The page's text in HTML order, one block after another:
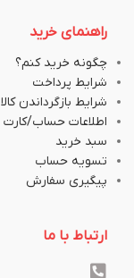
راهنمای خرید
چگونه خرید کنم؟
شرایط پرداخت
شرایط بازگرداندن کالا
اطلاعات حساب/کارت
سبد خرید
تسویه حساب
پیگیری سفارش
ارتباط با ما